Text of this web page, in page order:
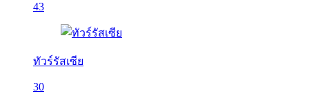
43
ทัวร์รัสเซีย
30